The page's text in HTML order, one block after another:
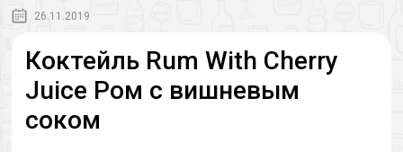
26.11.2019
Коктейль Rum With Cherry
Juice Ром с вишневым
соком